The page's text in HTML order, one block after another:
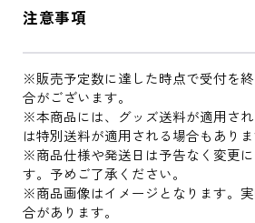
注意事項
※販売予定数に達した時点で受付を
合がございます。
※本商品には、グッズ送料が適用さ
は特別送料が適用される場合もありま
※商品仕様や発送日は予告なく変更
す。予めご了承ください。
※商品画像はイメージとなります。
合があります。